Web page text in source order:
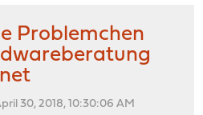
Problemchen
30, 2018, 10:30:06 AM